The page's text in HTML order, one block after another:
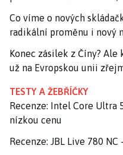
Co víme o nových
radikální proměnu i nový
Konec zásilek z Číny? Ale
už na Evropskou unii
TESTY A ŽEBŘÍČKY
Recenze: Intel Core Ultra
nízkou cenu
Recenze: JBL Live 780